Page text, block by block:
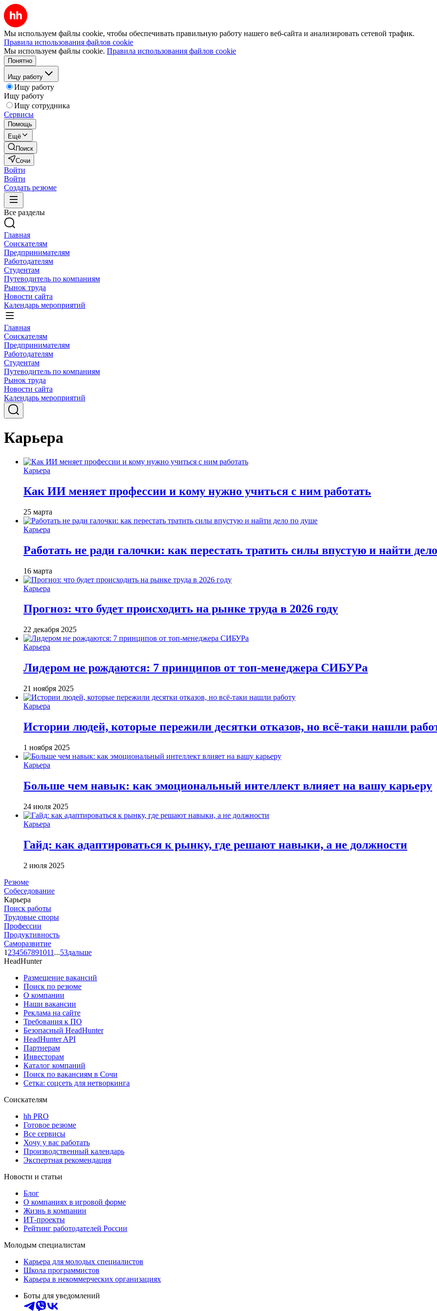
Мы используем файлы cookie, чтобы обеспечивать правильную работу нашего веб-сайта и анализировать сетевой трафик.
Правила использования файлов cookie
Мы используем файлы cookie. Правила использования файлов cookie
Понятно
Ищу работу
Ищу работу
Ищу работу
Ищу сотрудника
Сервисы
Помощь
Ещё
Поиск
Сочи
Войти
Войти
Создать резюме
Все разделы
Главная
Соискателям
Предпринимателям
Работодателям
Студентам
Путеводитель по компаниям
Рынок труда
Новости сайта
Календарь мероприятий
Главная
Соискателям
Предпринимателям
Работодателям
Студентам
Путеводитель по компаниям
Рынок труда
Новости сайта
Календарь мероприятий
Карьера
Карьера
Как ИИ меняет профессии и кому нужно учиться с ним работать
25 марта
Карьера
Работать не ради галочки: как перестать тратить силы впустую и найти
16 марта
Карьера
Прогноз: что будет происходить на рынке труда в 2026 году
22 декабря 2025
Карьера
Лидером не рождаются: 7 принципов от топ-менеджера СИБУРа
21 ноября 2025
Карьера
Истории людей, которые пережили десятки отказов, но всё-таки нашли
1 ноября 2025
Карьера
Больше чем навык: как эмоциональный интеллект влияет на вашу карьеру
24 июля 2025
Карьера
Гайд: как адаптироваться к рынку, где решают навыки, а не должности
2 июля 2025
Резюме
Собеседование
Карьера
Поиск работы
Трудовые споры
Профессии
Продуктивность
Саморазвитие
1 234567891011 ...53дальше
HeadHunter
Размещение вакансий
Поиск по резюме
О компании
Наши вакансии
Реклама на сайте
Требования к ПО
Безопасный HeadHunter
HeadHunter API
Партнерам
Инвесторам
Каталог компаний
Поиск по вакансиям в Сочи
Сетка: соцсеть для нетворкинга
Соискателям
hh PRO
Готовое резюме
Все сервисы
Хочу у вас работать
Производственный календарь
Экспертная рекомендация
Новости и статьи
Блог
О компаниях в игровой форме
Жизнь в компании
ИТ-проекты
Рейтинг работодателей России
Молодым специалистам
Карьера для молодых специалистов
Школа программистов
Карьера в некоммерческих организациях
Боты для уведомлений